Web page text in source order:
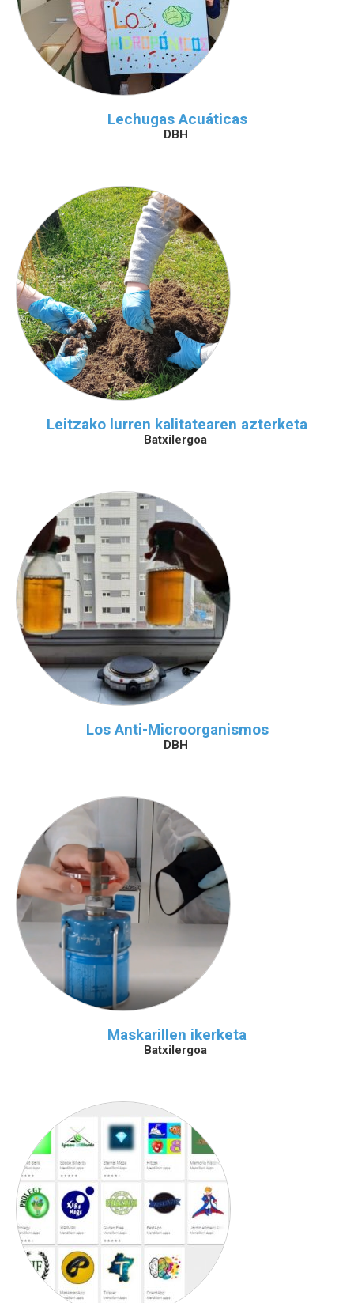
Lechugas Acuáticas
DBH
Leitzako lurren kalitatearen azterketa
Batxilergoa
Los Anti-Microorganismos
DBH
Maskarillen ikerketa
Batxilergoa